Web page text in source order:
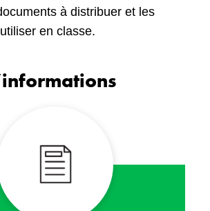
à distribuer et les
en classe.